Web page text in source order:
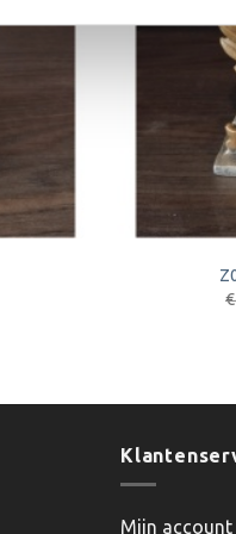
€
Mijn account